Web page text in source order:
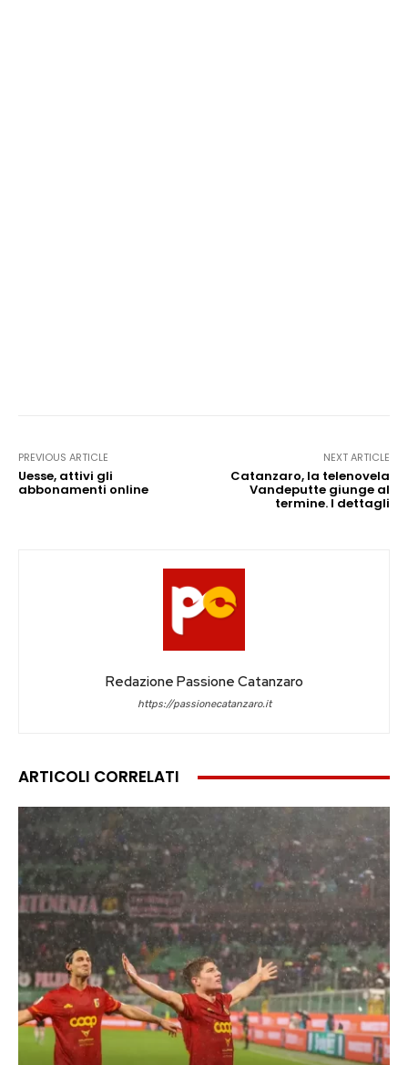
PREVIOUS ARTICLE
Uesse, attivi gli
abbonamenti online
NEXT ARTICLE
Catanzaro, la telenovela
Vandeputte giunge al
termine. I dettagli
Redazione Passione Catanzaro
https://passionecatanzaro.it
ARTICOLI CORRELATI